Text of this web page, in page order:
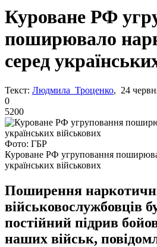
Куроване РФ
поширювало
серед
Текст: Людмила Троценко, 24
0
5200
Фото: ГБР
Куроване РФ угруповання
українських військових
Поширення
військовослужбовців
постійний підрив
наших військ,